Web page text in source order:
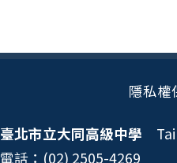
隱私權
臺北市立大同高級中學
電話：(02) 2505-4269